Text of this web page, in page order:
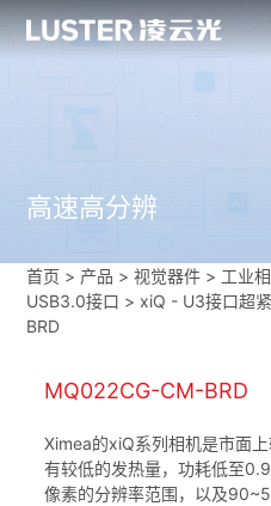
高速高分辨
首页 > 产品 > 视觉器件 > 工业
USB3.0接口 > xiQ - U3接口超
BRD
MQ022CG-CM-BRD
Ximea的xiQ系列相机是市面
有较低的发热量，功耗低至
像素的分辨率范围，以及